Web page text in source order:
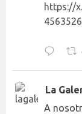
https://
La
A